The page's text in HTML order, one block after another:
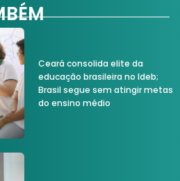
Ceará consolida elite da
educação brasileira no Ideb;
Brasil segue sem atingir metas
do ensino médio